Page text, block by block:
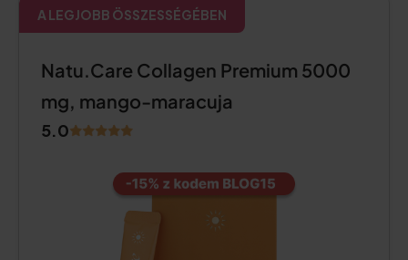
A LEGJOBB ÖSSZESSÉGÉBEN
Natu.Care Collagen Premium 5000
mg, mango-maracuja
5.0